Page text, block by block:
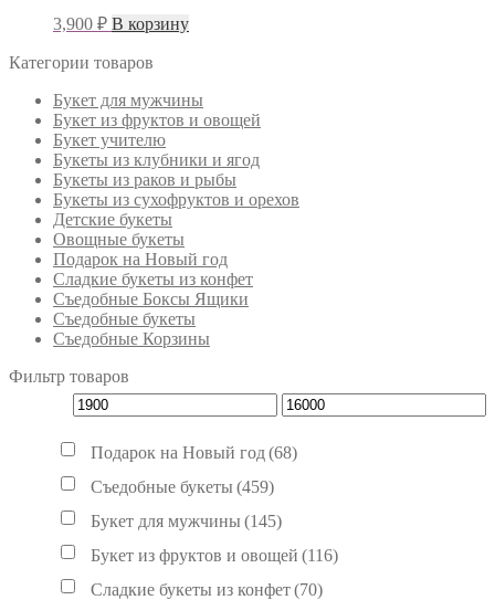
3,900 ₽ В корзину
Категории товаров
Букет для мужчины
Букет из фруктов и овощей
Букет учителю
Букеты из клубники и ягод
Букеты из раков и рыбы
Букеты из сухофруктов и орехов
Детские букеты
Овощные букеты
Подарок на Новый год
Сладкие букеты из конфет
Съедобные Боксы Ящики
Съедобные букеты
Съедобные Корзины
Фильтр товаров
Подарок на Новый год(68)
Съедобные букеты (459)
Букет для мужчины (145)
Букет из фруктов и овощей (116)
Сладкие букеты из конфет(70)